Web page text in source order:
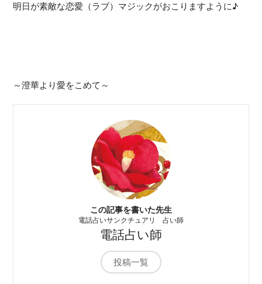
明日が素敵な恋愛（ラブ）マジックがおこりますように♪
～澄華より愛をこめて～
この記事を書いた先生
電話占いサンクチュアリ 占い師
電話占い師
投稿一覧